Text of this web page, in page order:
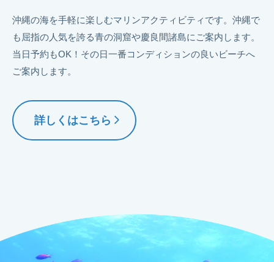
沖縄の海を手軽に楽しむマリンアクティビティです。沖縄で
も屈指の人気を誇る青の洞窟や慶良間諸島にご案内します。
当日予約もOK！その日一番コンディションの良いビーチへ
ご案内します。
詳しくはこちら